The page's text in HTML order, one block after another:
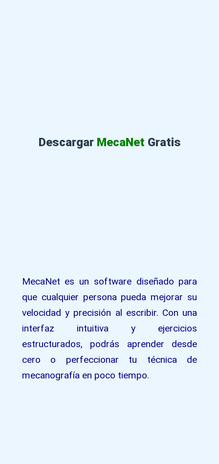
Descargar MecaNet Gratis
MecaNet es un software diseñado para
que cualquier persona pueda mejorar su
velocidad y precisión al escribir. Con una
interfaz intuitiva y ejercicios
estructurados, podrás aprender desde
cero o perfeccionar tu técnica de
mecanografía en poco tiempo.